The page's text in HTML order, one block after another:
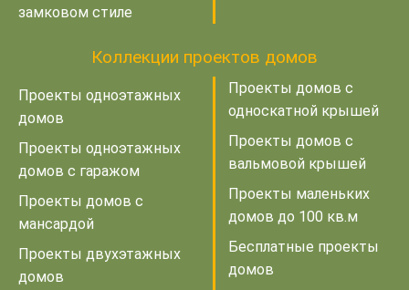
замковом стиле
Коллекции проектов домов
Проекты одноэтажных
домов
Проекты одноэтажных
домов с гаражом
Проекты домов с
мансардой
Проекты двухэтажных
домов
Проекты домов с
односкатной крышей
Проекты домов с
вальмовой крышей
Проекты маленьких
домов до 100 кв.м
Бесплатные проекты
домов